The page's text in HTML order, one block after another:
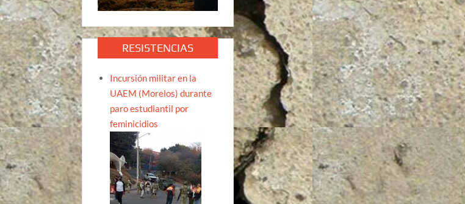
RESISTENCIAS
Incursión militar en la
UAEM (Morelos) durante
paro estudiantil por
feminicidios